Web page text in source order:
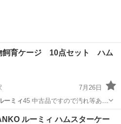
育ケージ 10点セット ハム
7月26日
ーミィ45 中古品ですので汚れ等あり
ルーミィ ハムスターケー